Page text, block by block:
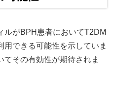
ルがBPH患者においてT2DM
できる可能性を示していま
その有効性が期待されま